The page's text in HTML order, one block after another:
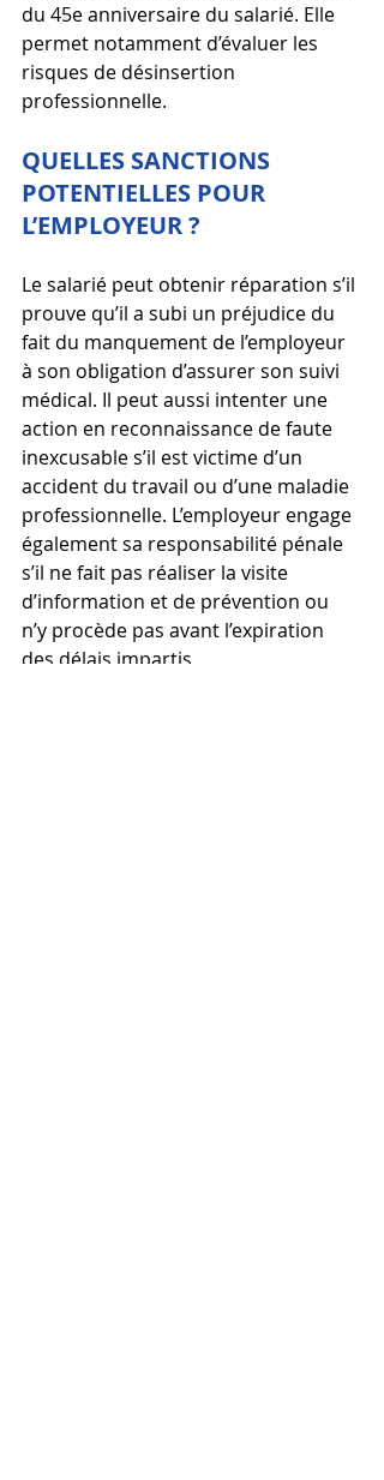
du 45e anniversaire du salarié. Elle
permet notamment d’évaluer les
risques de désinsertion
professionnelle.
QUELLES SANCTIONS
POTENTIELLES POUR
L’EMPLOYEUR ?
Le salarié peut obtenir réparation s’il
prouve qu’il a subi un préjudice du
fait du manquement de l’employeur
à son obligation d’assurer son suivi
médical. Il peut aussi intenter une
action en reconnaissance de faute
inexcusable s’il est victime d’un
accident du travail ou d’une maladie
professionnelle. L’employeur engage
également sa responsabilité pénale
s’il ne fait pas réaliser la visite
d’information et de prévention ou
n’y procède pas avant l’expiration
des délais impartis.